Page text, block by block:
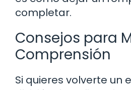
completar.
Consejos para
Comprensión
Si quieres volverte un